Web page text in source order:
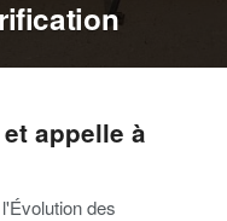
appelle à
des